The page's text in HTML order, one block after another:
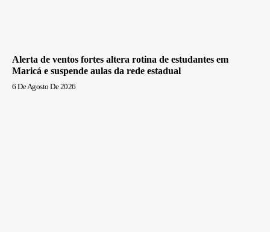
Alerta de ventos fortes altera rotina de estudantes em
Maricá e suspende aulas da rede estadual
6 De Agosto De 2026